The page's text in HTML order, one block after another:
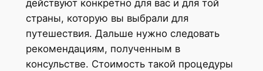
действуют конкретно для вас и для той
страны, которую вы выбрали для
путешествия. Дальше нужно следовать
рекомендациям, полученным в
консульстве. Стоимость такой процедуры